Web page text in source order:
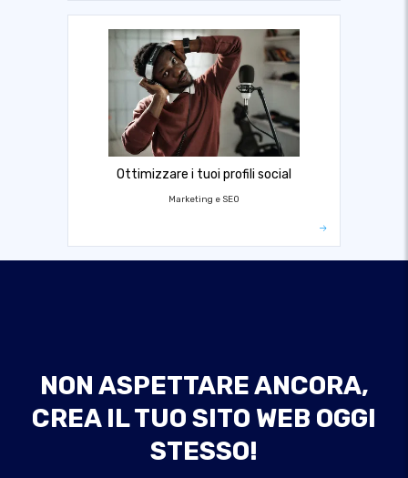
Ottimizzare i tuoi profili social
Marketing e SEO
NON ASPETTARE ANCORA,
CREA IL TUO SITO WEB OGGI
STESSO!